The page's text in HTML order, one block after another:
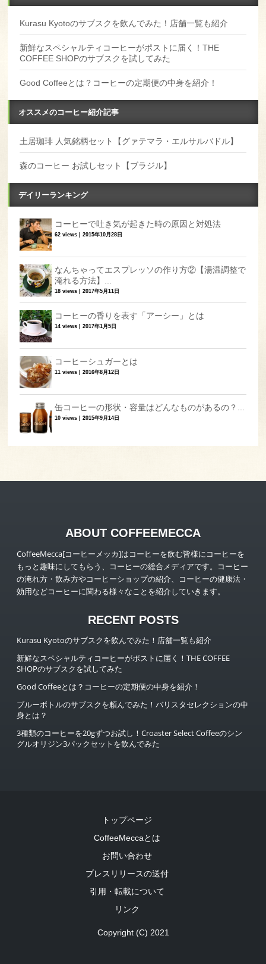
Kurasu Kyotoのサブスクを飲んでみた！店舗一覧も紹介
新鮮なスペシャルティコーヒーがポストに届く！THE
COFFEE SHOPのサブスクを試してみた
Good Coffeeとは？コーヒーの定期便の中身を紹介！
オススメのコーヒー紹介記事
土居珈琲 人気銘柄セット【グァテマラ・エルサルバドル】
森のコーヒー お試しセット【ブラジル】
デイリーランキング
コーヒーで吐き気が起きた時の原因と対処法
62 views |2015年10月28日
なんちゃってエスプレッソの作り方②【湯温調整で
淹れる方法】...
18 views |2017年5月11日
コーヒーの香りを表す「アーシー」とは
14 views |2017年1月5日
コーヒーシュガーとは
11 views |2016年8月12日
缶コーヒーの形状・容量はどんなものがあるの？...
10 views |2015年9月14日
ABOUT COFFEEMECCA
CoffeeMecca[コーヒーメッカ]はコーヒーを飲む皆様にコーヒーを
もっと趣味にしてもらう、コーヒーの総合メディアです。コーヒー
の淹れ方・飲み方やコーヒーショップの紹介、コーヒーの健康法・
効用などコーヒーに関わる様々なことを紹介していきます。
RECENT POSTS
Kurasu Kyotoのサブスクを飲んでみた！店舗一覧も紹介
新鮮なスペシャルティコーヒーがポストに届く！THE COFFEE
SHOPのサブスクを試してみた
Good Coffeeとは？コーヒーの定期便の中身を紹介！
ブルーボトルのサブスクを頼んでみた！バリスタセレクションの中
身とは？
3種類のコーヒーを20gずつお試し！Croaster Select Coffeeのシン
グルオリジン3パックセットを飲んでみた
トップページ
CoffeeMeccaとは
お問い合わせ
プレスリリースの送付
引用・転載について
リンク
Copyright (C) 2021